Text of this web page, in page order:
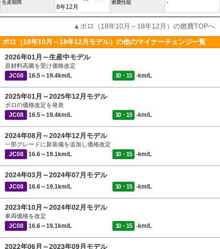
生産期間
8年12月
燃費性能 -
▲ポロ（18年10月～18年12月）の燃費TOPへ
ポロ（18年10月～18年12月モデル）の他のマイナーチェンジ一覧
2026年01月～生産中モデル
原材料高騰を受け価格改定
JC08
16.5～19.4km/L 10・15 -km/L
2025年01月～2025年12月モデル
ポロの価格改定を発表
JC08
16.5～19.4km/L 10・15 -km/L
2024年08月～2024年12月モデル
一部グレードに新装備を追加し価格改定
JC08
16.6～19.1km/L 10・15 -km/L
2024年03月～2024年07月モデル
JC08 16.6～19.1km/L 10・15 -km/L
2023年10月～2024年02月モデル
車両価格を改定
JC08
16.6～19.1km/L 10・15 -km/L
2022年06月～2023年09月モデル